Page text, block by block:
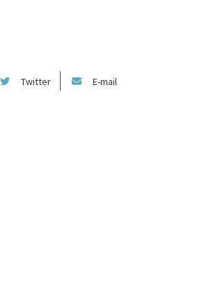
Twitter E-mail